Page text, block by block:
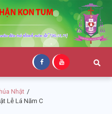
Kon
Nhật
Lễ Lá Năm C